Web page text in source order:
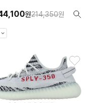
원214,350원